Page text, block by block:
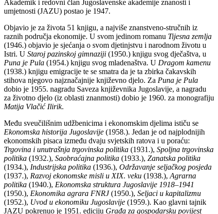
Akademik i redovni član Jugoslavenske akademije znanosti i
umjetnosti (JAZU) postao je 1947.
Objavio je za života 51 knjigu, a najviše znanstveno-stručnih iz
raznih područja ekonomije. U svom jedinom romanu Tijesna zemlja
(1946.) objavio je sjećanja o svom djetinjstvu i narodnom životu u
Istri. U Staroj pazinskoj gimnaziji (1950.) knjigu svog dječaštva, u
Puna je Pula (1954.) knjigu svog mladenaštva. U Dragom kamenu
(1938.) knjigu emigracije te se smatra da je ta zbirka čakavskih
stihova njegovo najznačajnije književno djelo. Za Puna je Pula
dobio je 1955. nagradu Saveza književnika Jugoslavije, a nagradu
za životno djelo (iz oblasti znanmosti) dobio je 1960. za monografiju
Matija Vlačić Ilirik.
Među sveučilišnim udžbenicima i ekonomskim djelima ističu se
Ekonomska historija Jugoslavije (1958.). Jedan je od najplodnijih
ekonomskih pisaca između dvaju svjetskih ratova i u poraću:
Trgovina i unutrašnja trgovinska politika (1931.), Spoljna trgovinska
politika (1932.), Saobraćajna politika (1933.), Zanatska politika
(1934.), Industrijska politika (1936.), Održavanje seljačkog posjeda
(1937.), Razvoj ekonomske misli u XIX. veku (1938.), Agrarna
politika (1940.), Ekonomska struktura Jugoslavije 1918–1941
(1950.), Ekonomika agrara FNRJ(1950.), Seljaci u kapitalizmu
(1952.), Uvod u ekonomiku Jugoslavije (1959.). Kao glavni tajnik
JAZU pokrenuo je 1951. ediciju Građa za gospodarsku povijest